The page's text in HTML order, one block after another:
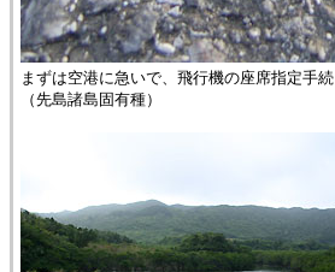
まずは空港に急いで、飛行機の座席指定手
（先島諸島固有種）